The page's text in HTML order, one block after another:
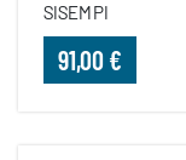
SISEMPI
91,00 €